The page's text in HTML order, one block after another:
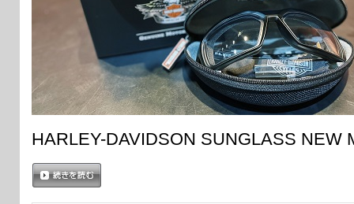
HARLEY-DAVIDSON SUNGLASS NEW